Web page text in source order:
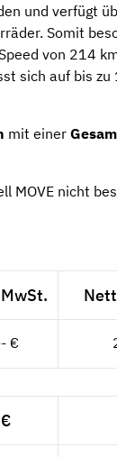
und verfügt
Somit
von 214
sich auf bis
mit einer
MOVE nicht
€